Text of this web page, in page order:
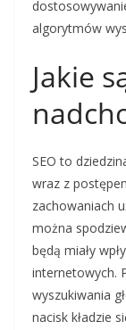
algorytmów
Jakie
SEO to
wraz z
zachowaniach
można
będą miały
internetowych.
wyszukiwania
nacisk kładzie